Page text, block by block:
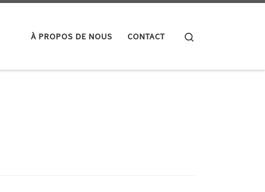
À PROPOS DE NOUS CONTACT